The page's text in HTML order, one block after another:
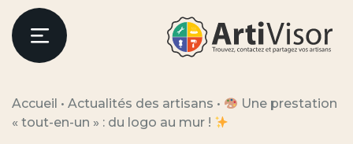
Accueil • Actualités des artisans •
Une prestation
« tout-en-un » : du logo au mur !